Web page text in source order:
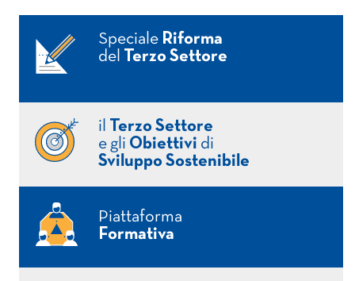
Speciale Riforma
del
Terzo Settore
il
Terzo Settore
e gli Obiettivi di
Sviluppo Sostenibile
Piattaforma
Formativa